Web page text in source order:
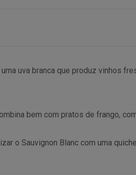
uma uva branca que produz vinhos
bem com pratos de frango,
o Sauvignon Blanc com uma